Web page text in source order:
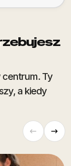
centrum. Ty
a kiedy